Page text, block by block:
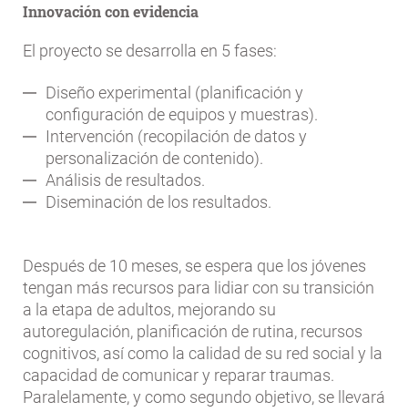
Innovación con evidencia
El proyecto se desarrolla en 5 fases:
Diseño experimental (planificación y
configuración de equipos y muestras).
Intervención (recopilación de datos y
personalización de contenido).
Análisis de resultados.
Diseminación de los resultados.
Después de 10 meses, se espera que los jóvenes
tengan más recursos para lidiar con su transición
a la etapa de adultos, mejorando su
autoregulación, planificación de rutina, recursos
cognitivos, así como la calidad de su red social y la
capacidad de comunicar y reparar traumas.
Paralelamente, y como segundo objetivo, se llevará